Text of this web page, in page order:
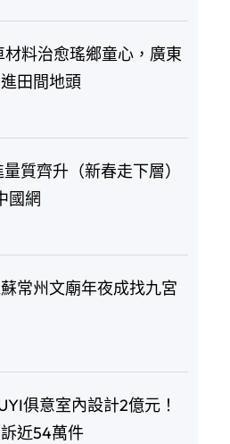
材料治愈瑤鄉童心，廣東
田間地頭
質齊升（新春走下層）
國網
蘇常州文廟年夜成找九宮
俱意室內設計2億元！
近54萬件